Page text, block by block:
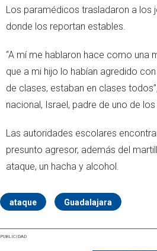
Los paramédicos trasladaron a los
donde los reportan estables.
“A mí me hablaron hace como una
que a mi hijo lo habían agredido
de clases, estaban en clases
nacional, Israel, padre de uno de los
Las autoridades escolares
presunto agresor, además del
ataque, un hacha y alcohol.
ataque Guadalajara
PUBLICIDAD